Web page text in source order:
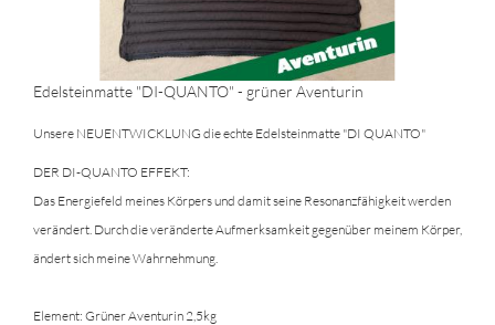
Edelsteinmatte "DI-QUANTO" - grüner Aventurin
Unsere NEUENTWICKLUNG die echte Edelsteinmatte "DI QUANTO"
DER DI-QUANTO EFFEKT:
Das Energiefeld meines Körpers und damit seine Resonanzfähigkeit werden
verändert. Durch die veränderte Aufmerksamkeit gegenüber meinem Körper,
ändert sich meine Wahrnehmung.
Element: Grüner Aventurin 2,5kg